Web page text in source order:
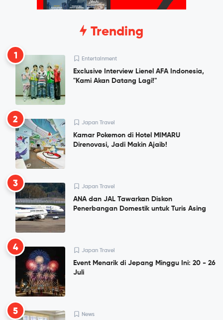
Trending
1 Entertainment
Exclusive Interview Lienel AFA Indonesia,
"Kami Akan Datang Lagi!"
2 Japan Travel
Kamar Pokemon di Hotel MIMARU
Direnovasi, Jadi Makin Ajaib!
3 Japan Travel
ANA dan JAL Tawarkan Diskon
Penerbangan Domestik untuk Turis Asing
4 Japan Travel
Event Menarik di Jepang Minggu Ini: 20 - 26
Juli
5 News